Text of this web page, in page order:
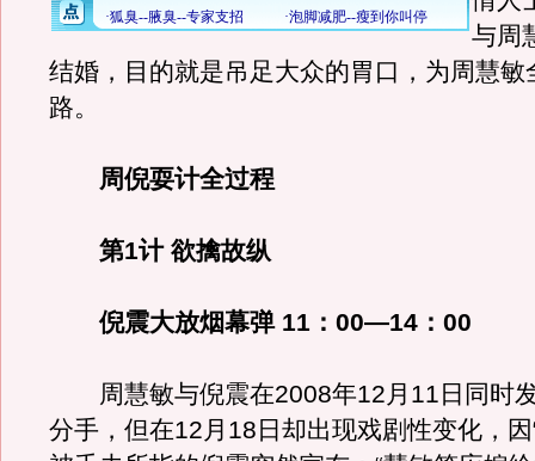
与周
结婚，目的就是吊足大众的胃口，为周慧敏
路。
周倪耍计全过程
第1计 欲擒故纵
倪震大放烟幕弹 11：00—14：00
周慧敏与倪震在2008年12月11日同时
分手，但在12月18日却出现戏剧性变化，因